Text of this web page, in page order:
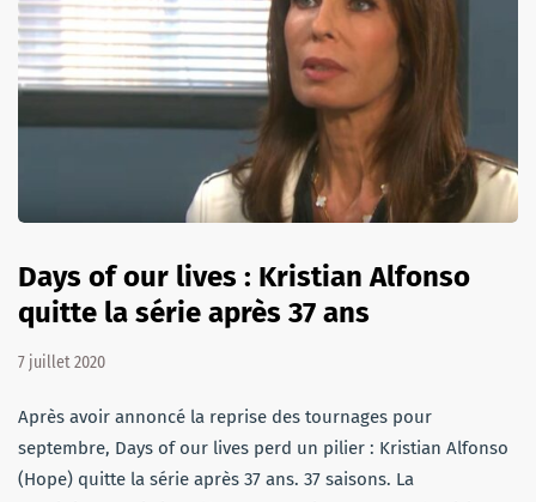
Days of our lives : Kristian Alfonso
quitte la série après 37 ans
7 juillet 2020
Après avoir annoncé la reprise des tournages pour
septembre, Days of our lives perd un pilier : Kristian Alfonso
(Hope) quitte la série après 37 ans. 37 saisons. La